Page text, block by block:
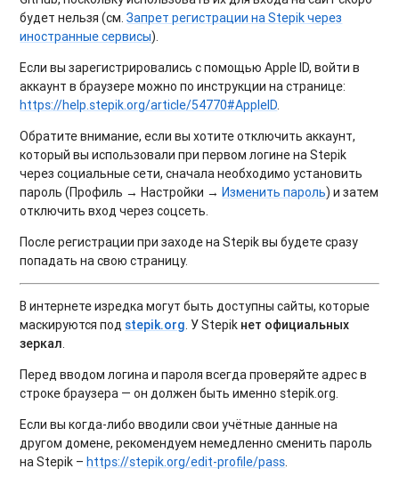
будет нельзя (см.Запрет регистрации на Stepik через
иностранные сервисы).
Если вы зарегистрировались с помощью Apple ID, войти в
аккаунт в браузере можно по инструкции на странице:
https://help.stepik.org/article/54770#AppleID.
Обратите внимание, если вы хотите отключить аккаунт,
который вы использовали при первом логине на Stepik
через социальные сети, сначала необходимо установить
пароль (Профиль → Настройки →Изменить пароль) и затем
отключить вход через соцсеть.
После регистрации при заходе на Stepik вы будете сразу
попадать на свою страницу.
В интернете изредка могут быть доступны сайты, которые
маскируются подstepik.org. У Stepik нет официальных
зеркал.
Перед вводом логина и пароля всегда проверяйте адрес в
строке браузера — он должен быть именно stepik.org.
Если вы когда-либо вводили свои учётные данные на
другом домене, рекомендуем немедленно сменить пароль
на Stepik –https://stepik.org/edit-profile/pass.